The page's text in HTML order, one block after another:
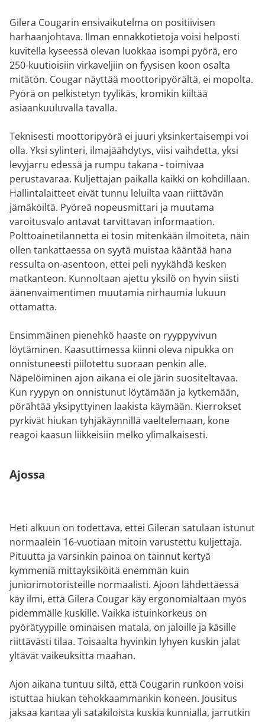
Gilera Cougarin ensivaikutelma on positiivisen
harhaanjohtava. Ilman ennakkotietoja voisi helposti
kuvitella kyseessä olevan luokkaa isompi pyörä, ero
250-kuutioisiin virkaveljiin on fyysisen koon osalta
mitätön. Cougar näyttää moottoripyörältä, ei mopolta.
Pyörä on pelkistetyn tyylikäs, kromikin kiiltää
asiaankuuluvalla tavalla.
Teknisesti moottoripyörä ei juuri yksinkertaisempi voi
olla. Yksi sylinteri, ilmajäähdytys, viisi vaihdetta, yksi
levyjarru edessä ja rumpu takana - toimivaa
perustavaraa. Kuljettajan paikalla kaikki on kohdillaan.
Hallintalaitteet eivät tunnu leluilta vaan riittävän
jämäköiltä. Pyöreä nopeusmittari ja muutama
varoitusvalo antavat tarvittavan informaation.
Polttoainetilannetta ei tosin mitenkään ilmoiteta, näin
ollen tankattaessa on syytä muistaa kääntää hana
ressulta on-asentoon, ettei peli nyykähdä kesken
matkanteon. Kunnoltaan ajettu yksilö on hyvin siisti
äänenvaimentimen muutamia nirhaumia lukuun
ottamatta.
Ensimmäinen pienehkö haaste on ryyppyvivun
löytäminen. Kaasuttimessa kiinni oleva nipukka on
onnistuneesti piilotettu suoraan penkin alle.
Näpelöiminen ajon aikana ei ole järin suositeltavaa.
Kun ryypyn on onnistunut löytämään ja kytkemään,
pörähtää yksipyttyinen laakista käymään. Kierrokset
pyrkivät hiukan tyhjäkäynnillä vaeltelemaan, kone
reagoi kaasun liikkeisiin melko ylimalkaisesti.
Ajossa
Heti alkuun on todettava, ettei Gileran satulaan istunut
normaalein 16-vuotiaan mitoin varustettu kuljettaja.
Pituutta ja varsinkin painoa on tainnut kertyä
kymmeniä mittayksiköitä enemmän kuin
juniorimotoristeille normaalisti. Ajoon lähdettäessä
käy ilmi, että Gilera Cougar käy ergonomialtaan myös
pidemmälle kuskille. Vaikka istuinkorkeus on
pyörätyypille ominaisen matala, on jaloille ja käsille
riittävästi tilaa. Toisaalta hyvinkin lyhyen kuskin jalat
yltävät vaikeuksitta maahan.
Ajon aikana tuntuu siltä, että Cougarin runkoon voisi
istuttaa hiukan tehokkaammankin koneen. Jousitus
jaksaa kantaa yli satakiloista kuskia kunnialla, jarrutkin